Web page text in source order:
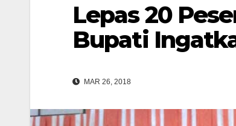
Lepas 20
Bupati
MAR 26, 2018